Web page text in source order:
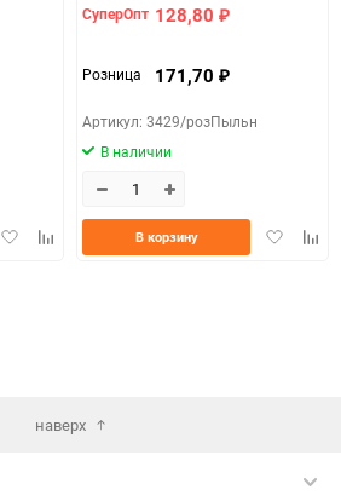
ДобавитьДобавить
СуперОпт 128,80 ₽
Розница 171,70 ₽
Артикул: 3429/розПыльн
В наличии
Добавить
В корзину
наверх